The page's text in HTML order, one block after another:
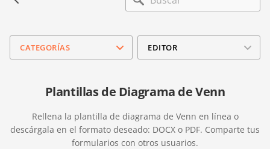
CATEGORÍAS EDITOR
Plantillas de Diagrama de Venn
Rellena la plantilla de diagrama de Venn en línea o
descárgala en el formato deseado: DOCX o PDF. Comparte tus
formularios con otros usuarios.